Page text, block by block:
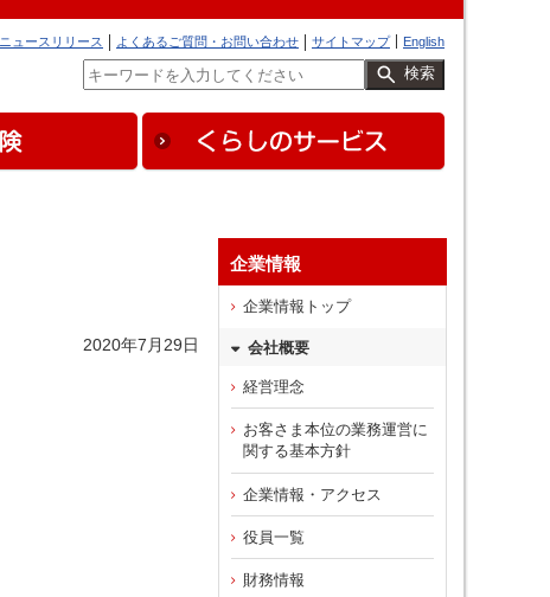
English
サイトマップ
よくあるご質問・お問い合わせ
ニュースリリース
検索
2020年7月29日
企業情報
企業情報トップ
会社概要
経営理念
お客さま本位の業務運営に
関する基本方針
企業情報・アクセス
役員一覧
財務情報